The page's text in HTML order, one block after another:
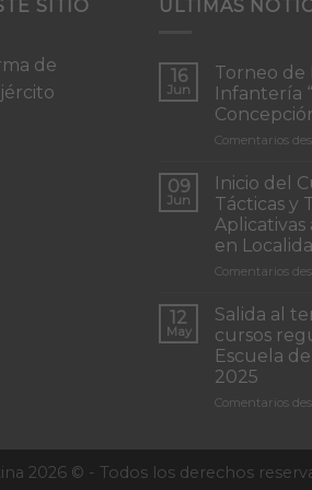
SITIO
de
ULTIMAS
16
Jun
Torneo de
Infantería
Comentarios
09
Jun
Inicio del
Tácticas y
Aplicativas
en
Comentarios
12
May
Salida al
cursos
Escuela
2025
Comentarios
2026 © - Todos los derechos